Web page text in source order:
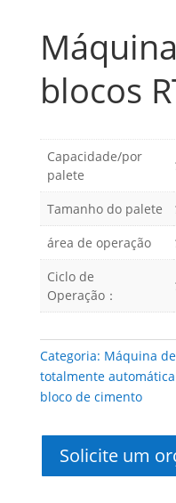
blocos
Capacidade/por
palete
Tamanho do palete
área de operação
Ciclo de
Operação：
Categoria: Máquina
totalmente automática
bloco de cimento
Solicite um